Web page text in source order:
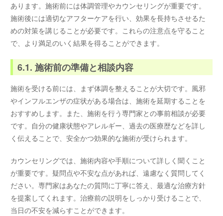
あります。施術前には体調管理やカウンセリングが重要です。
施術後には適切なアフターケアを行い、効果を長持ちさせるた
めの対策を講じることが必要です。これらの注意点を守ること
で、より満足のいく結果を得ることができます。
6.1. 施術前の準備と相談内容
施術を受ける前には、まず体調を整えることが大切です。風邪
やインフルエンザの症状がある場合は、施術を延期することを
おすすめします。また、施術を行う専門家との事前相談が必要
です。自分の健康状態やアレルギー、過去の医療歴などを詳し
く伝えることで、安全かつ効果的な施術が受けられます。
カウンセリングでは、施術内容や手順について詳しく聞くこと
が重要です。疑問点や不安な点があれば、遠慮なく質問してく
ださい。専門家はあなたの質問に丁寧に答え、最適な治療方針
を提案してくれます。治療前の説明をしっかり受けることで、
当日の不安を減らすことができます。